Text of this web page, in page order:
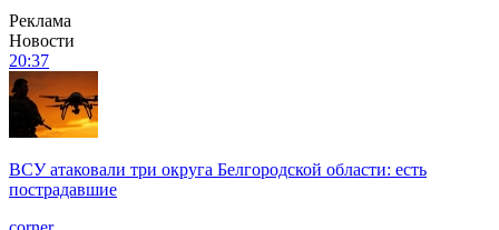
Реклама
Новости
20:37
ВСУ атаковали три округа Белгородской области: есть
пострадавшие